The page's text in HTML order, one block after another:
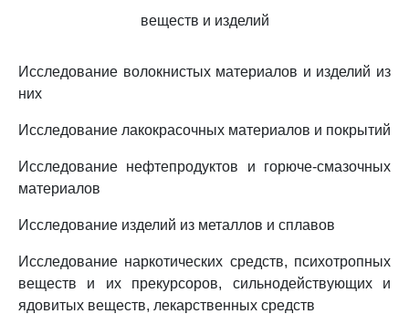
веществ и изделий
Исследование волокнистых материалов и изделий из
них
Исследование лакокрасочных материалов и покрытий
Исследование нефтепродуктов и горюче-смазочных
материалов
Исследование изделий из металлов и сплавов
Исследование наркотических средств, психотропных
веществ и их прекурсоров, сильнодействующих и
ядовитых веществ, лекарственных средств